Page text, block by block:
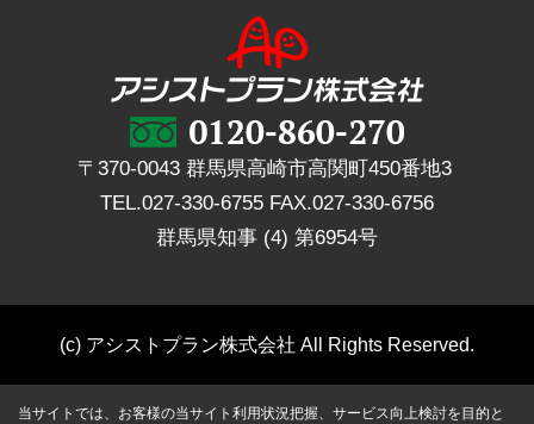
〒370-0043 群馬県高崎市高関町450番地3
TEL.027-330-6755 FAX.027-330-6756
群馬県知事 (4) 第6954号
(c) アシストプラン株式会社 All Rights Reserved.
当サイトでは、お客様の当サイト利用状況把握、サービス向上検討を目的と